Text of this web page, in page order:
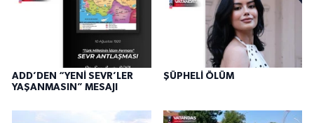
ADD’DEN “YENİ SEVR’LER
YAŞANMASIN” MESAJI
ŞÜPHELİ ÖLÜM